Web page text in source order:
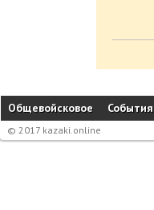
Общевойсковое События
© 2017 kazaki.online